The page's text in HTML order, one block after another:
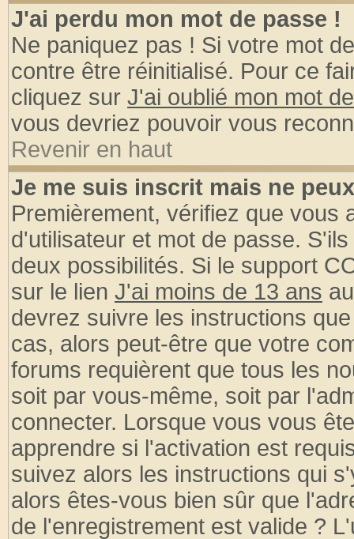
J'ai perdu mon mot de passe !
Ne paniquez pas ! Si votre mot
contre être réinitialisé. Pour ce
cliquez sur J'ai oublié mon mot
vous devriez pouvoir vous
Revenir en haut
Je me suis inscrit mais ne
Premièrement, vérifiez que vous
d'utilisateur et mot de passe.
deux possibilités. Si le support
sur le lien J'ai moins de 13 ans
devrez suivre les instructions
cas, alors peut-être que votre
forums requièrent que tous les
soit par vous-même, soit par
connecter. Lorsque vous vous
apprendre si l'activation est
suivez alors les instructions qui
alors êtes-vous bien sûr que
de l'enregistrement est valide ?